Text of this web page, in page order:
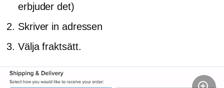
erbjuder det)
Skriver in adressen
Välja fraktsätt.